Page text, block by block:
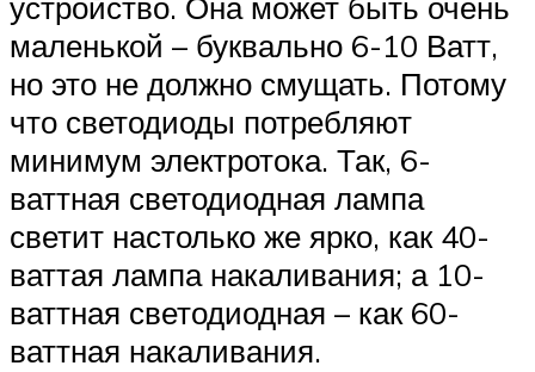
маленькой – буквально 6-10 Ватт,
но это не должно смущать. Потому
что светодиоды потребляют
минимум электротока. Так, 6-
ваттная светодиодная лампа
светит настолько же ярко, как 40-
ваттая лампа накаливания; а 10-
ваттная светодиодная – как 60-
ваттная накаливания.